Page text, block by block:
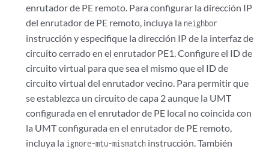
enrutador de PE remoto. Para configurar la dirección IP
del enrutador de PE remoto, incluya la neighbor
instrucción y especifique la dirección IP de la interfaz de
circuito cerrado en el enrutador PE1. Configure el ID de
circuito virtual para que sea el mismo que el ID de
circuito virtual del enrutador vecino. Para permitir que
se establezca un circuito de capa 2 aunque la UMT
configurada en el enrutador de PE local no coincida con
la UMT configurada en el enrutador de PE remoto,
incluya la ignore-mtu-mismatch instrucción. También